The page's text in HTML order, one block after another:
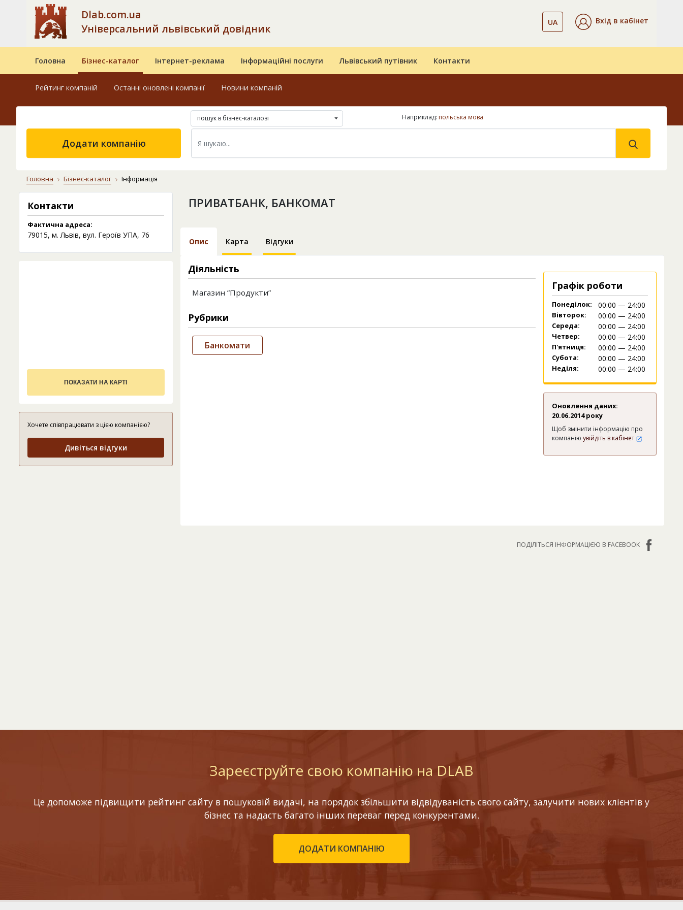
Dlab.com.ua
Універсальний львівський довідник
UA Вхід в кабінет
Головна Бізнес-каталог Інтернет-реклама Інформаційні послуги Львівський путівник Контакти
Рейтинг компаній Останні оновлені компанії Новини компаній
пошук в бізнес-каталозі Наприклад: польська мова
Додати компанію
Головна Бізнес-каталог Інформація
Контакти
Фактична адреса:
79015, м. Львів, вул. Героїв УПА, 76
ПОКАЗАТИ НА КАРТІ
Хочете співпрацювати з цією компанією?
Дивіться відгуки
ПРИВАТБАНК, БАНКОМАТ
Опис Карта Відгуки
Діяльність
Магазин ”Продукти”
Рубрики
Банкомати
Графік роботи
Понеділок: 00:00 — 24:00
Вівторок: 00:00 — 24:00
Середа: 00:00 — 24:00
Четвер: 00:00 — 24:00
П'ятниця: 00:00 — 24:00
Субота: 00:00 — 24:00
Неділя: 00:00 — 24:00
Оновлення даних:
20.06.2014 року
Щоб змінити інформацію про
компанію увійдіть в кабінет
ПОДІЛІТЬСЯ ІНФОРМАЦІЄЮ В FACEBOOK
Зареєструйте свою компанію на DLAB
Це допоможе підвищити рейтинг сайту в пошуковій видачі, на порядок збільшити відвідуваність свого сайту, залучити нових клієнтів у
бізнес та надасть багато інших переваг перед конкурентами.
ДОДАТИ КОМПАНІЮ